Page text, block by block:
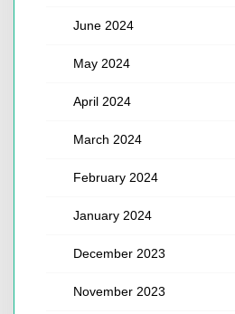
June 2024
May 2024
April 2024
March 2024
February 2024
January 2024
December 2023
November 2023